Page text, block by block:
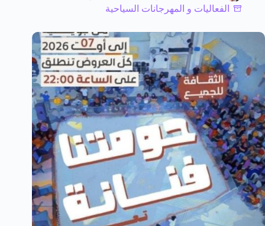
الفعاليات و المهرجانات السياحية